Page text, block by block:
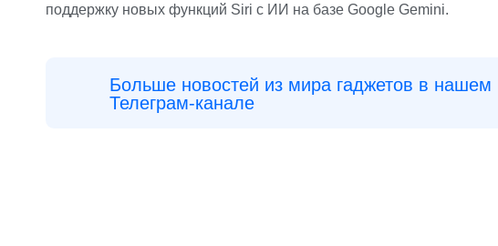
поддержку новых функций Siri с ИИ на базе Google Gemini.
Больше новостей из мира гаджетов в нашем
Телеграм-канале